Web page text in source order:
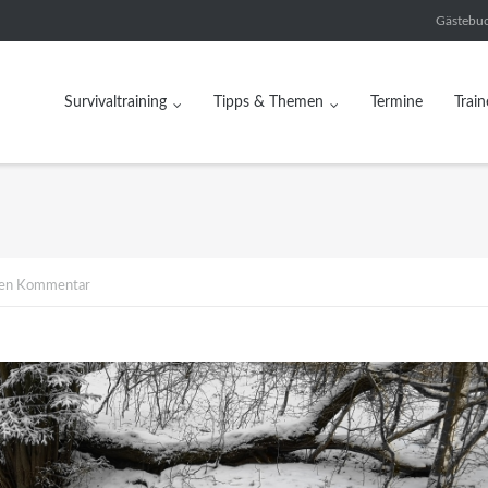
Survivaltraining Tipps & Themen Termine
Kommentar